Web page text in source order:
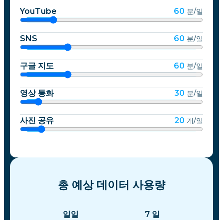
YouTube 60 분/일
SNS 60 분/일
구글 지도 60 분/일
영상 통화 30 분/일
사진 공유 20 개/일
총 예상 데이터 사용량
일일 7 일